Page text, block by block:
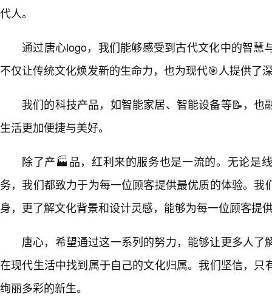
代人。
通过唐心logo，我们能够感受到古代文化中的智慧
不仅让传统文化焕发新的生命力，也为现代🎯人提供了
我们的科技产品，如智能家居、智能设备等📝，也
生活更加便捷与美好。
除了产🏭品，红利来的服务也是一流的。无论是
务，我们都致力于为每一位顾客提供最优质的体验。我
身，更了解文化背景和设计灵感，能够为每一位顾客提
唐心，希望通过这一系列的努力，能够让更多人了
在现代生活中找到属于自己的文化归属。我们坚信，只
绚丽多彩的新生。